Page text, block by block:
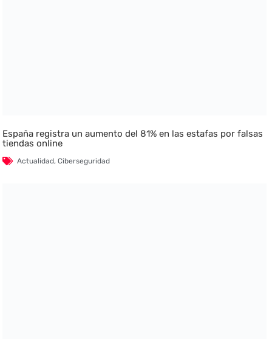
España registra un aumento del 81% en las estafas por falsas
tiendas online
Actualidad,Ciberseguridad